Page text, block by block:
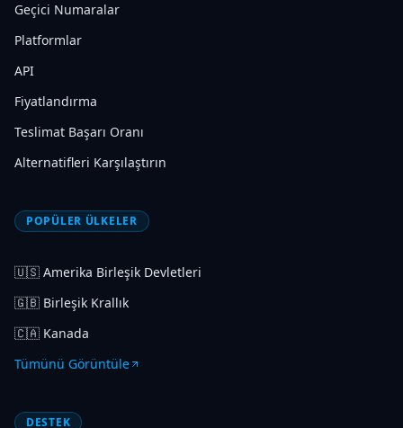
Geçici Numaralar
Platformlar
API
Fiyatlandırma
Teslimat Başarı Oranı
Alternatifleri Karşılaştırın
POPÜLER ÜLKELER
🇺🇸 Amerika Birleşik Devletleri
🇬🇧 Birleşik Krallık
🇨🇦 Kanada
Tümünü Görüntüle
DESTEK